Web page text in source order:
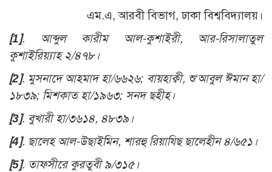
এম.এ, আরবী বিভাগ, ঢাকা বিশ্ববিদ্যালয়।
[1]. আব্দুল কারীম আল-কুশাইরী, আর-রিসালাতুল
কুশাইরিয়্যাহ ২/৪৭৮।
[2]. মুসনাদে আহমাদ হা/৬৬২৬; বায়হাক্বী, শু‘আবুল ঈমান হা/
১৮৩৯; মিশকাত হা/১৯৬৩; সনদ ছহীহ।
[3]. বুখারী হা/৩৬১৪, ৪৮৩৯।
[4]. ছালেহ আল-উছাইমিন, শারহু রিয়াযিছ ছালেহীন ৪/৬৫১।
[5]. তাফসীরে কুরতুবী ৯/৩১৫।